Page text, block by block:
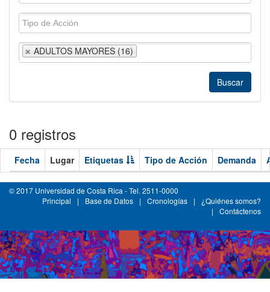
ADULTOS MAYORES (16)
0 registros
Fecha Lugar Etiquetas Tipo de Acción Demanda
© 2017 Universidad de Costa Rica - Tel. 2511-0000
Principal
| Base de Datos | Cronologías |
¿Quiénes somos?
|
Contáctenos